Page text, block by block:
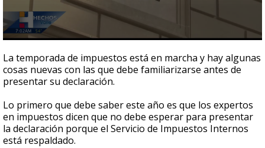
seconds
of
1
minute,
seconds
La temporada de impuestos está en marcha y hay algunas
cosas nuevas con las que debe familiarizarse antes de
presentar su declaración.
Lo primero que debe saber este año es que los expertos
en impuestos dicen que no debe esperar para presentar
la declaración porque el Servicio de Impuestos Internos
está respaldado.